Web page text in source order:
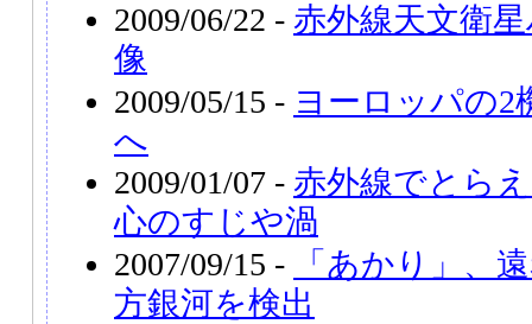
2009/06/22 - 赤外線天文衛
像
2009/05/15 - ヨーロッパの2
へ
2009/01/07 - 赤外線でとら
心のすじや渦
2007/09/15 -
「あかり」、
方銀河を検出